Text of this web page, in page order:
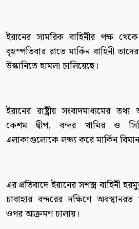
ইরানের সামরিক বাহিনীর পক্ষ
বৃহস্পতিবার রাতে মার্কিন বাহিনী
উস্কানিতে হামলা চালিয়েছে।
ইরানের রাষ্ট্রীয় সংবাদমাধ্যমের
কেশম দ্বীপ, বন্দর খামির ও
এলাকাগুলোকে লক্ষ্য করে মার্কিন
এর প্রতিবাদে ইরানের সশস্ত্র বাহিনী
চাবাহার বন্দরের দক্ষিণে
ওপর আক্রমণ চালায়।